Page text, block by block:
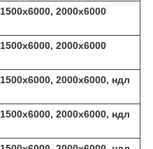
1500х6000, 2000х6000
1500х6000, 2000х6000
1500х6000, 2000х6000, ндл
1500х6000, 2000х6000, ндл